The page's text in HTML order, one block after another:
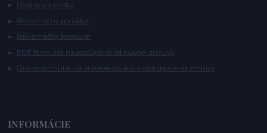
Doprava a platba
Reklamačný poriadok
Reklamačný formulár
PDF formulár na odstúpenie od kúpnej zmluvy
Online formulár na vrátenie tovaru a odstúpenie od zmluvy
INFORMÁCIE